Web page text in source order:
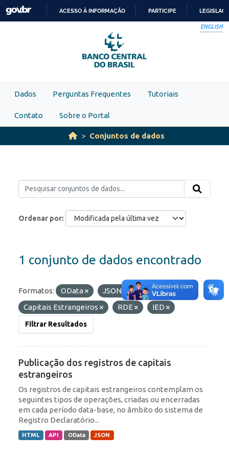
Skip to main content
PARA
O
CONTEÚDO
ACESSO À INFORMAÇÃO PARTICIPE
ENGLISH
Dados Perguntas Frequentes Tutoriais
Contato Sobre o Portal
Conjuntos de dados
Ordenar por
1 conjunto de dados encontrado
Formatos: OData JSON
Etiquetas:
Capitais Estrangeiros
RDE IED
Filtrar Resultados
Publicação dos registros de capitais
estrangeiros
Os registros de capitais estrangeiros contemplam os
seguintes tipos de operações, criadas ou encerradas
em cada período data-base, no âmbito do sistema de
Registro Declaratório...
HTML API OData JSON